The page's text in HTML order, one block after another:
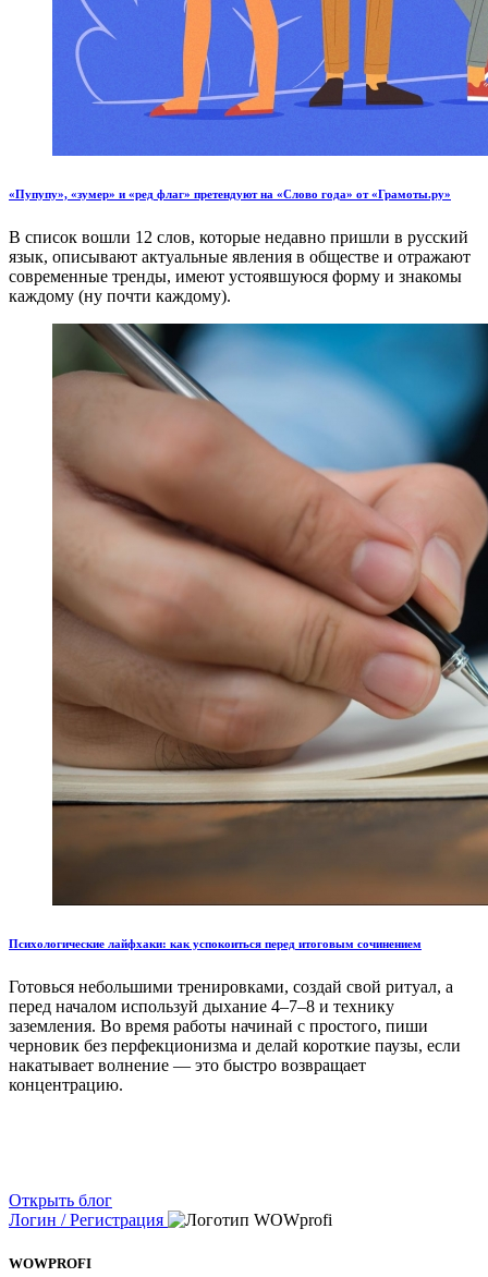
«Пупупу», «зумер» и «ред флаг» претендуют на «Слово года» от «Грамоты.ру»
В список вошли 12 слов, которые недавно пришли в русский
язык, описывают актуальные явления в обществе и отражают
современные тренды, имеют устоявшуюся форму и знакомы
каждому (ну почти каждому).
Психологические лайфхаки: как успокоиться перед итоговым сочинением
Готовься небольшими тренировками, создай свой ритуал, а
перед началом используй дыхание 4–7–8 и технику
заземления. Во время работы начинай с простого, пиши
черновик без перфекционизма и делай короткие паузы, если
накатывает волнение — это быстро возвращает
концентрацию.
Открыть блог
Логин / Регистрация
WOWPROFI